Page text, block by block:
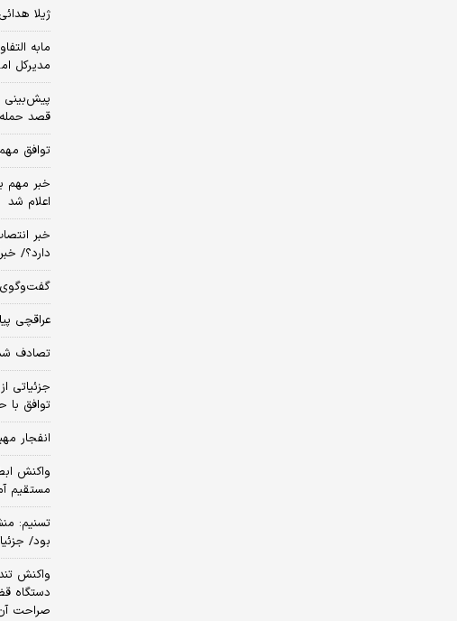
ژیلا
مابه
مدیرکل
پیش‌بینی
قصد حمله
توافق مهم در جده/ ۳ کشور
خبر مهم
اعلام شد
خبر
دارد؟/
عراقچی
تصادف شدید
جزئیاتی
توافق با
انفجار
واکنش
مستقیم
تسنیم:
بود/
واکنش
دستگاه
صراحت آن